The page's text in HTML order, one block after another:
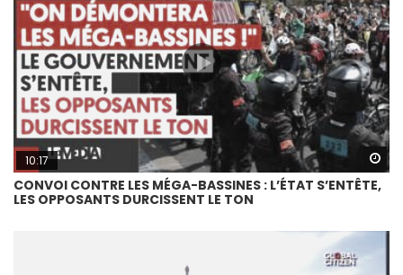
10:17
CONVOI CONTRE LES MÉGA-BASSINES : L’ÉTAT S’ENTÊTE,
LES OPPOSANTS DURCISSENT LE TON